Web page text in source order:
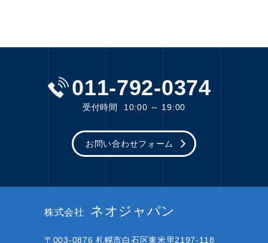
011-792-0374
受付時間 10:00 ～ 19:00
お問い合わせフォーム
株式会社 ネオジャパン
〒003-0876 札幌市白石区東米里2197-118